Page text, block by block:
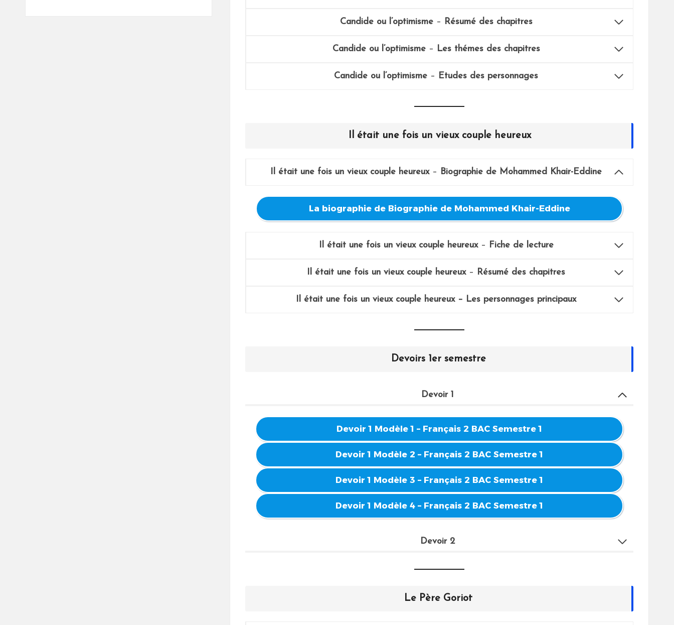
Candide ou l’optimisme– Résumé des chapitres
Candide ou l’optimisme– Les thémes des chapitres
Candide ou l’optimisme – Etudes des personnages
Il était une fois un vieux couple heureux
Il était une fois un vieux couple heureux– Biographie de Mohammed Khair-Eddine
La biographie de Biographie de Mohammed Khair-Eddine
Il était une fois un vieux couple heureux– Fiche de lecture
Il était une fois un vieux couple heureux– Résumé des chapitres
Il était une fois un vieux couple heureux – Les personnages principaux
Devoirs 1er semestre
Devoir 1
Devoir 1 Modèle 1 – Français 2 BAC Semestre 1
Devoir 1 Modèle 2 – Français 2 BAC Semestre 1
Devoir 1 Modèle 3 – Français 2 BAC Semestre 1
Devoir 1 Modèle 4 – Français 2 BAC Semestre 1
Devoir 2
Le Père Goriot